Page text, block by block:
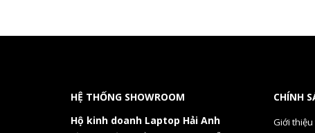
HỆ THỐNG SHOWROOM
Hộ kinh doanh Laptop Hải Anh
CHÍNH
Giới thiệu